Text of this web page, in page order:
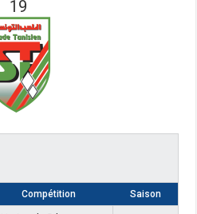
19
Compétition Saison